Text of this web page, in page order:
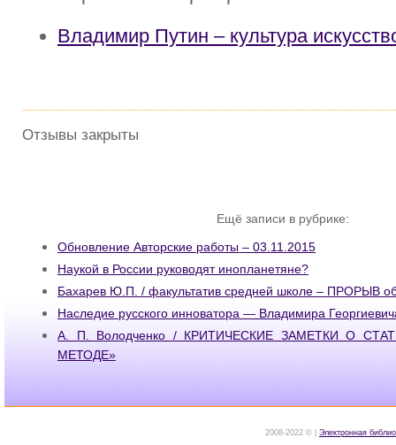
Владимир Путин – культура
Отзывы закрыты
Ещё записи в рубрике:
Обновление Авторские работы – 03.11.2015
Наукой в России руководят инопланетяне?
Бахарев Ю.П. / факультатив средней школе – ПРОРЫВ
Наследие русского инноватора — Владимира
А. П. Володченко / КРИТИЧЕСКИЕ ЗАМЕТКИ О
МЕТОДЕ»
2008-2022 © | Электронная